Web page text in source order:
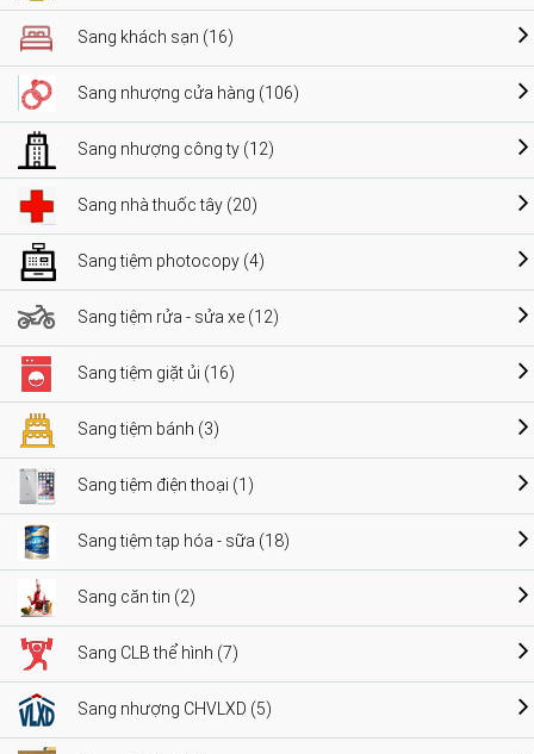
Sang khách sạn (16)
Sang nhượng cửa hàng (106)
Sang nhượng công ty (12)
Sang nhà thuốc tây (20)
Sang tiệm photocopy (4)
Sang tiệm rửa - sửa xe (12)
Sang tiệm giặt ủi (16)
Sang tiệm bánh (3)
Sang tiệm điện thoại (1)
Sang tiệm tạp hóa - sữa (18)
Sang căn tin (2)
Sang CLB thể hình (7)
Sang nhượng CHVLXD (5)